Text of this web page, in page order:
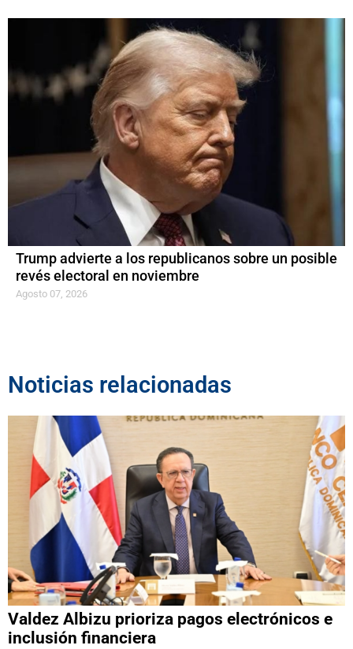
Trump advierte a los republicanos sobre un posible
revés electoral en noviembre
Agosto 07, 2026
Noticias relacionadas
Valdez Albizu prioriza pagos electrónicos e
inclusión financiera